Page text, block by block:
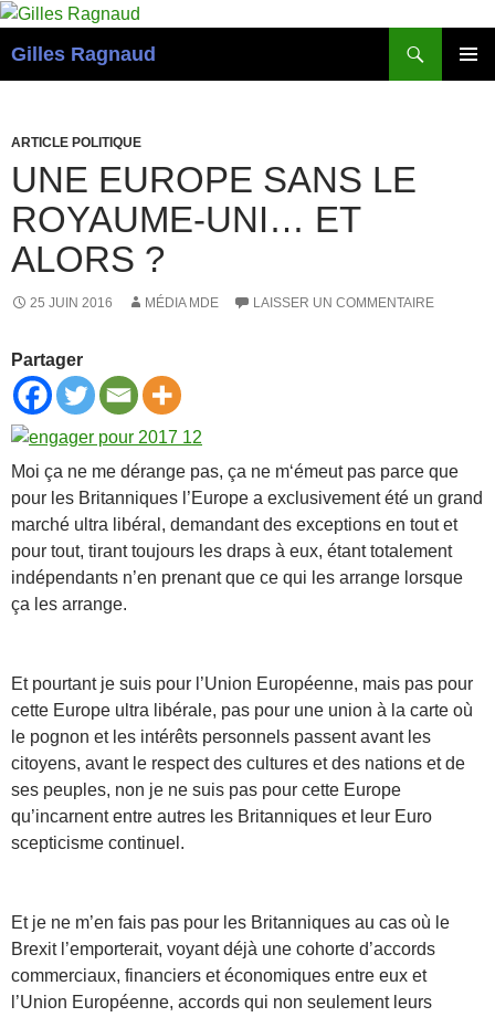
Gilles Ragnaud
ARTICLE POLITIQUE
UNE EUROPE SANS LE
ROYAUME-UNI… ET
ALORS ?
25 JUIN 2016 MÉDIA MDE LAISSER UN COMMENTAIRE
Partager
Moi ça ne me dérange pas, ça ne m‘émeut pas parce que
pour les Britanniques l’Europe a exclusivement été un grand
marché ultra libéral, demandant des exceptions en tout et
pour tout, tirant toujours les draps à eux, étant totalement
indépendants n’en prenant que ce qui les arrange lorsque
ça les arrange.
Et pourtant je suis pour l’Union Européenne, mais pas pour
cette Europe ultra libérale, pas pour une union à la carte où
le pognon et les intérêts personnels passent avant les
citoyens, avant le respect des cultures et des nations et de
ses peuples, non je ne suis pas pour cette Europe
qu’incarnent entre autres les Britanniques et leur Euro
scepticisme continuel.
Et je ne m’en fais pas pour les Britanniques au cas où le
Brexit l’emporterait, voyant déjà une cohorte d’accords
commerciaux, financiers et économiques entre eux et
l’Union Européenne, accords qui non seulement leurs